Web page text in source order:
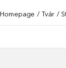
Homepage Tvár